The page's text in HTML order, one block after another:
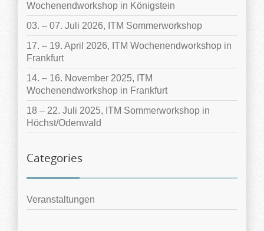
Wochenendworkshop in Königstein
03. – 07. Juli 2026, ITM Sommerworkshop
17. – 19. April 2026, ITM Wochenendworkshop in
Frankfurt
14. – 16. November 2025, ITM
Wochenendworkshop in Frankfurt
18 – 22. Juli 2025, ITM Sommerworkshop in
Höchst/Odenwald
Categories
Veranstaltungen